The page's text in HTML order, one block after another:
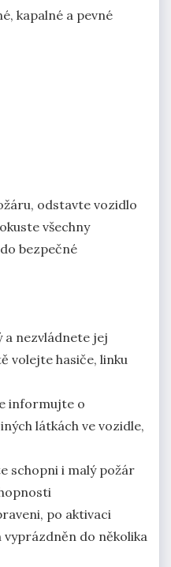
kapalné a pevné
odstavte vozidlo
všechny
bezpečné
nezvládnete jej
volejte hasiče, linku
o
látkách ve vozidle,
i malý požár
po aktivaci
do několika